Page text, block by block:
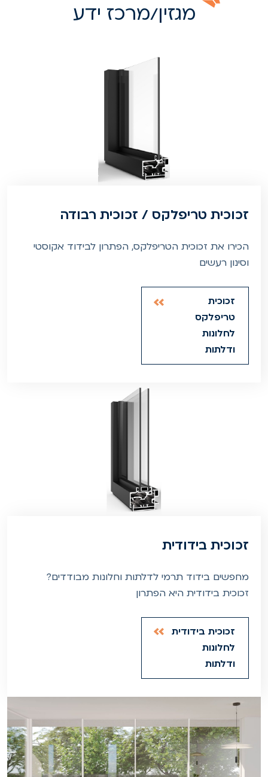
מגזין/מרכז ידע
זכוכית טריפלקס / זכוכית רבודה
הכירו את זכוכית הטריפלקס, הפתרון לבידוד אקוסטי
וסינון רעשים
זכוכית
טריפלקס
לחלונות
ודלתות
זכוכית בידודית
מחפשים בידוד תרמי לדלתות וחלונות מבודדים?
זכוכית בידודית היא הפתרון
זכוכית בידודית
לחלונות
ודלתות